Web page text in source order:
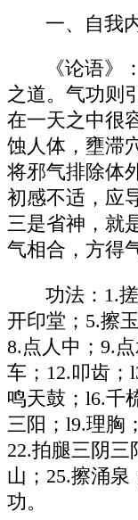
一、自我
《论语》
之道。气功则
在一天之中很
蚀人体，壅滞
将邪气排除体
初感不适，应
三是省神，就
气相合，方得
功法：1.
开印堂；5.擦
8.点人中；9.
车；12.叩齿；
鸣天鼓；l6.千
三阳；l9.理胸
22.拍腿三阴三
山；25.擦涌泉
功。